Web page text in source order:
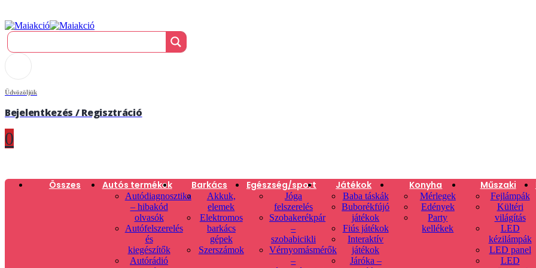
Üdvözöljük
Bejelentkezés / Regisztráció
0
Összes Autós termékek
Autódiagnosztika
– hibakód
olvasók
Autófelszerelés
és
kiegészítők
Autórádió
Barkács
Akkuk,
elemek
Elektromos
barkács
gépek
Szerszámok
Egészség/sport
Jóga
felszerelés
Szobakerékpár
–
szobabicikli
Vérnyomásmérők
–
Játékok
Baba táskák
Buborékfújó
játékok
Fiús játékok
Interaktív
játékok
Járóka –
Konyha
Mérlegek
Edények
Party
kellékek
Műszaki
Fejlámpák
Kültéri
világítás
LED
kézilámpák
LED panel
LED